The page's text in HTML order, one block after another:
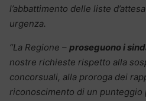
l’abbattimento delle liste
urgenza.
“La Regione – proseguono i
nostre richieste rispetto alla
concorsuali, alla proroga dei
riconoscimento di un punteggio